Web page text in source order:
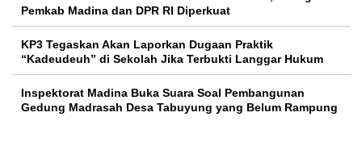
Pemkab Madina dan DPR RI Diperkuat
KP3 Tegaskan Akan Laporkan Dugaan Praktik
“Kadeudeuh” di Sekolah Jika Terbukti Langgar Hukum
Inspektorat Madina Buka Suara Soal Pembangunan
Gedung Madrasah Desa Tabuyung yang Belum Rampung